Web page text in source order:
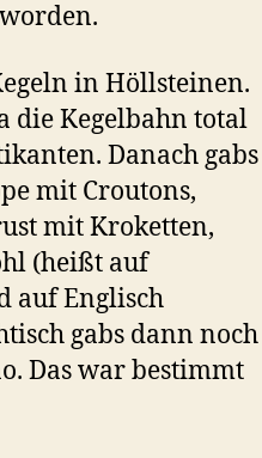
in Höllsteinen.
die Kegelbahn total
Danach gabs
mit Croutons,
mit Kroketten,
(heißt auf
auf Englisch
gabs dann noch
Das war bestimmt